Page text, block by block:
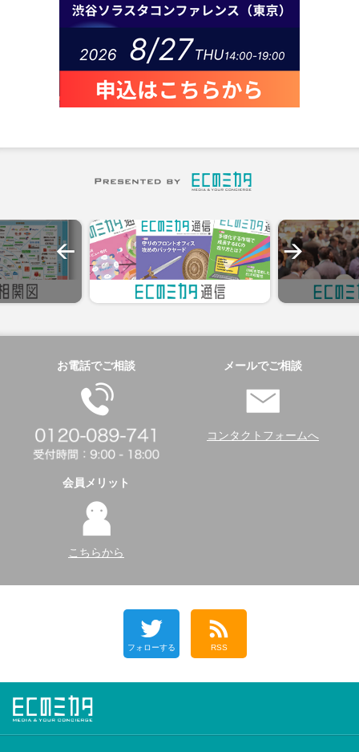
お電話でご相談 メールでご相談
コンタクトフォームへ
会員メリット
こちらから
フォローする RSS